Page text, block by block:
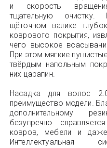
и скорость
тщательную
щёточном валике
коврового покрытия,
чего высокое
При этом мягкие
твёрдым напольным
них царапин.
Насадка для волос
преимущество модели.
дополнительному
безупречно
ковров, мебели и
Интеллектуальная